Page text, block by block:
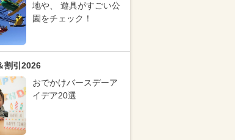
地や、 遊具がすごい公
園をチェック！
割引2026
おでかけバースデーア
イデア20選